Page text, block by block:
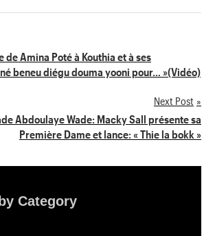
de Amina Poté à Kouthia et à ses
beneu diégu douma yooni pour… »(Vidéo)
Next Post
Abdoulaye Wade: Macky Sall présente sa
Première Dame et lance: « Thie la bokk »
Category